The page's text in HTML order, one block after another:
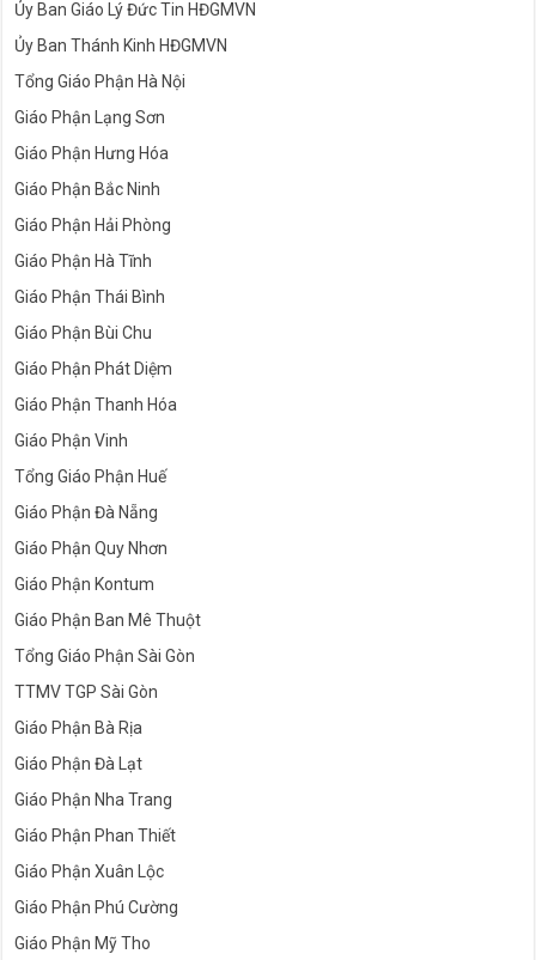
Ủy Ban Giáo Lý Đức Tin HĐGMVN
Ủy Ban Thánh Kinh HĐGMVN
Tổng Giáo Phận Hà Nội
Giáo Phận Lạng Sơn
Giáo Phận Hưng Hóa
Giáo Phận Bắc Ninh
Giáo Phận Hải Phòng
Giáo Phận Hà Tĩnh
Giáo Phận Thái Bình
Giáo Phận Bùi Chu
Giáo Phận Phát Diệm
Giáo Phận Thanh Hóa
Giáo Phận Vinh
Tổng Giáo Phận Huế
Giáo Phận Đà Nẵng
Giáo Phận Quy Nhơn
Giáo Phận Kontum
Giáo Phận Ban Mê Thuột
Tổng Giáo Phận Sài Gòn
TTMV TGP Sài Gòn
Giáo Phận Bà Rịa
Giáo Phận Đà Lạt
Giáo Phận Nha Trang
Giáo Phận Phan Thiết
Giáo Phận Xuân Lộc
Giáo Phận Phú Cường
Giáo Phận Mỹ Tho